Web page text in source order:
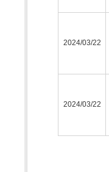
2024/03/22
2024/03/22